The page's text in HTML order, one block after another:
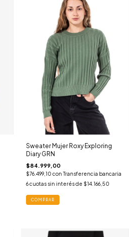
Sweater Mujer Roxy Exploring
Diary GRN
$84.999,00
$76.499,10 con Transferencia bancaria
6 cuotas sin interés de $14.166,50
COMPRAR